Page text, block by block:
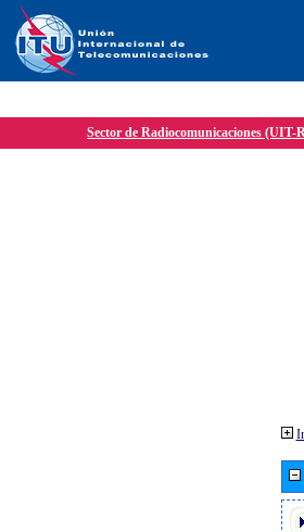
Sector de Radiocomunicaciones (UIT-